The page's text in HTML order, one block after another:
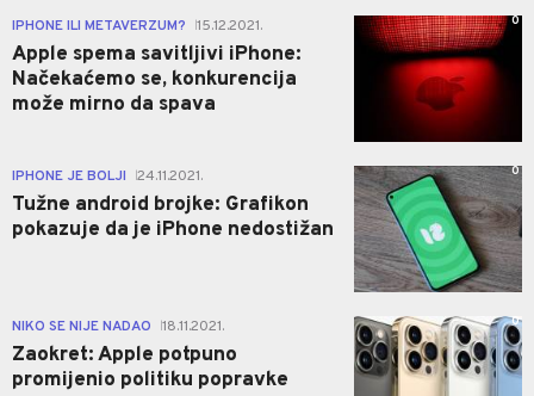
IPHONE ILI METAVERZUM? 15.12.2021.
Apple spema savitljivi iPhone:
Načekaćemo se, konkurencija
može mirno da spava
0
IPHONE JE BOLJI 24.11.2021.
Tužne android brojke: Grafikon
pokazuje da je iPhone nedostižan
0
NIKO SE NIJE NADAO 18.11.2021.
Zaokret: Apple potpuno
promijenio politiku popravke
0